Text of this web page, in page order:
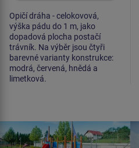
Opičí dráha - celokovová,
výška pádu do 1 m, jako
dopadová plocha postačí
trávník. Na výběr jsou čtyři
barevné varianty konstrukce:
modrá, červená, hnědá a
limetková.